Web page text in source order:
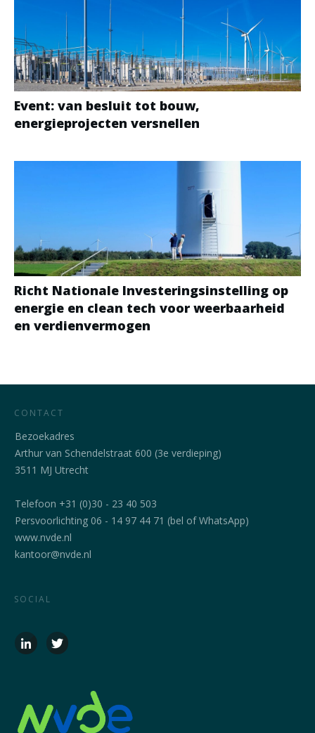
Event: van besluit tot bouw,
energieprojecten versnellen
Richt Nationale Investeringsinstelling op
energie en clean tech voor weerbaarheid
en verdienvermogen
CONTACT
Bezoekadres
Arthur van Schendelstraat 600 (3e verdieping)
3511 MJ Utrecht
Telefoon +31 (0)30 - 23 40 503
Persvoorlichting 06 - 14 97 44 71 (bel of WhatsApp)
www.nvde.nl
kantoor@nvde.nl
SOCIAL